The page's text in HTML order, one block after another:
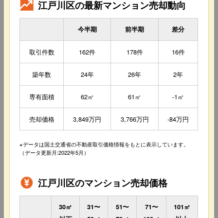
江戸川区の最新マンション売却動向
今半期 前半期 差分
取引件数 162件 178件 16件
築年数 24年 26年 2年
専有面積 62㎡ 61㎡ -1㎡
売却価格 3,849万円 3,766万円 -84万円
※データは国土交通省の不動産取引価格情報をもとに表示しています。
（データ更新月:2022年5月）
江戸川区のマンション売却価格
30㎡
31〜
51〜
71〜
101㎡